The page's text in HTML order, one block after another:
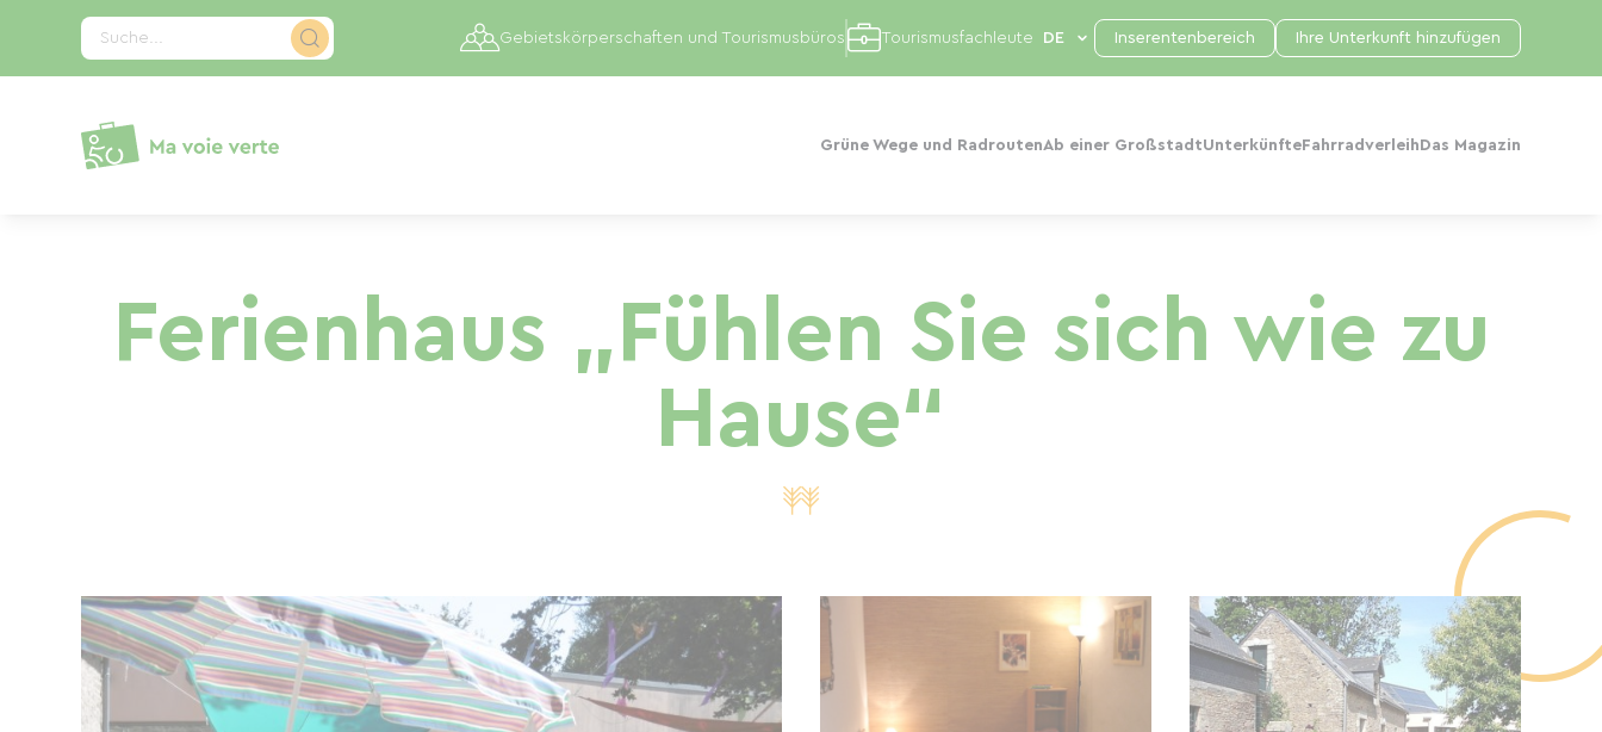
Suche...
Grüne Wege und RadroutenAb einer GroßstadtUnterkünfte Fahrradverleih Das Magazin
Gebietskörperschaften und Tourismusbüros Tourismusfachleute Inserentenbereich Ihre Unterkunft hinzufügen
Ferienhaus „Fühlen Sie sich wie zu
Hause“
Cookie-Einstellungen